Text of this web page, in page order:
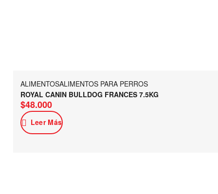
ALIMENTOSALIMENTOS PARA PERROS
ROYAL CANIN BULLDOG FRANCES 7.5KG
$48.000
Leer Más